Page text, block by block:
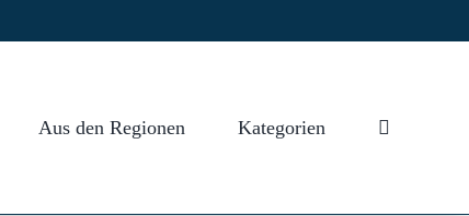
Aus den Regionen Kategorien